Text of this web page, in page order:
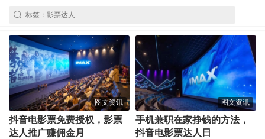
图文资讯
抖音电影票免费授权，影票
达人推广赚佣金月
图文资讯
手机兼职在家挣钱的方法，
抖音电影票达人日